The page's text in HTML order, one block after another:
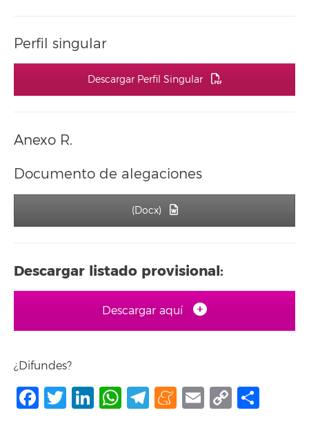
Perfil singular
Descargar Perfil Singular
Anexo R.
Documento de alegaciones
(Docx)
Descargar listado provisional:
Descargar aquí
¿Difundes?
Facebook
Twitter
LinkedIn
WhatsApp
Telegram
Meneame
Email
Copy